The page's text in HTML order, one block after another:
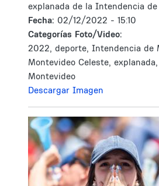
explanada de la Intendencia
Fecha: 02/12/2022 - 15:10
Categorías Foto/Video:
2022, deporte, Intendencia de
Montevideo Celeste,
Montevideo
Descargar Imagen